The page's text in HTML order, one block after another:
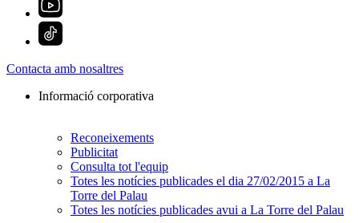
Contacta amb nosaltres
Informació corporativa
Reconeixements
Publicitat
Consulta tot l'equip
Totes les notícies publicades el dia 27/02/2015 a La
Torre del Palau
Totes les notícies publicades avui a La Torre del Palau